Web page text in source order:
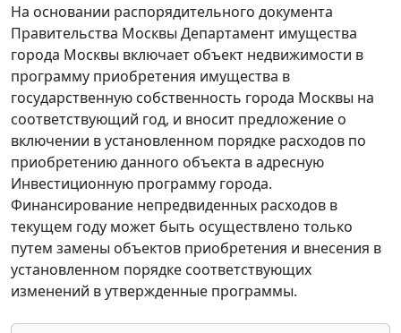
На основании распорядительного документа
Правительства Москвы Департамент имущества
города Москвы включает объект недвижимости в
программу приобретения имущества в
государственную собственность города Москвы на
соответствующий год, и вносит предложение о
включении в установленном порядке расходов по
приобретению данного объекта в адресную
Инвестиционную программу города.
Финансирование непредвиденных расходов в
текущем году может быть осуществлено только
путем замены объектов приобретения и внесения в
установленном порядке соответствующих
изменений в утвержденные программы.